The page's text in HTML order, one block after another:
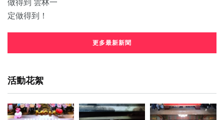
更多最新新聞
活動花絮